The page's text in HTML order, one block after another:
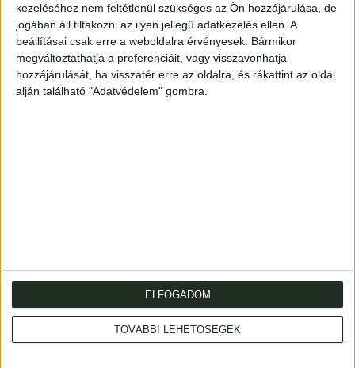
kezeléséhez nem feltétlenül szükséges az Ön hozzájárulása, de
jogában áll tiltakozni az ilyen jellegű adatkezelés ellen. A
beállításai csak erre a weboldalra érvényesek. Bármikor
megváltoztathatja a preferenciáit, vagy visszavonhatja
hozzájárulását, ha visszatér erre az oldalra, és rákattint az oldal
alján található "Adatvédelem" gombra.
TOVÁBBI LEHETŐSÉGEK
ELFOGADOM
református lelkész kéziratban maradt művét jelentős
változtatásokkal, saját műveként jelentette meg,
Szathmári Paksi Mihály és Kocsi Csergő Bálint
kiegészítéseivel együtt. Forrásértékű munka.
(16)+919p. Metszetvignettával díszített, kétszínnyomású
Cím: 1053 Budapest., Múzeum krt. 13-15.
: +36 1 317 3514